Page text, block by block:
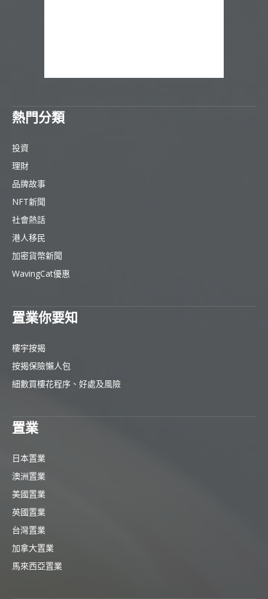
熱門分類
投資
理財
品牌故事
NFT新聞
社會熱話
港人移民
加密貨幣新聞
WavingCat優惠
置業你要知
樓宇按揭
按揭保險懶人包
細數買樓花程序、好處及風險
置業
日本置業
澳洲置業
美國置業
英國置業
台灣置業
加拿大置業
馬來西亞置業